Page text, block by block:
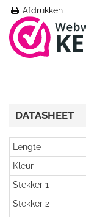
Afdrukken
DATASHEET
Lengte
Kleur
Stekker 1
Stekker 2